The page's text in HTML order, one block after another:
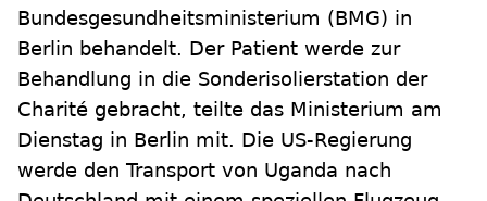
Bundesgesundheitsministerium (BMG) in
Berlin behandelt. Der Patient werde zur
Behandlung in die Sonderisolierstation der
Charité gebracht, teilte das Ministerium am
Dienstag in Berlin mit. Die US-Regierung
werde den Transport von Uganda nach